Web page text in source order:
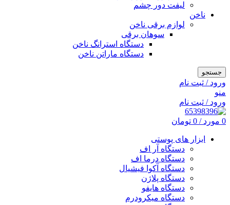
لیفت دور چشم
ناخن
لوازم برقی ناخن
سوهان برقی
دستگاه استرانگ ناخن
دستگاه ماراتن ناخن
جستجو
ورود / ثبت نام
منو
ورود / ثبت نام
0 مورد /
0 تومان
ابزار های پوستی
دستگاه آر اف
دستگاه درما اف
دستگاه آکوا فیشیال
دستگاه پلاژن
دستگاه هایفو
دستگاه میکرودرم